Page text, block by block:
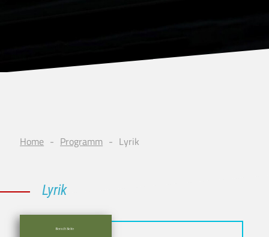
Home Programm Lyrik
Lyrik